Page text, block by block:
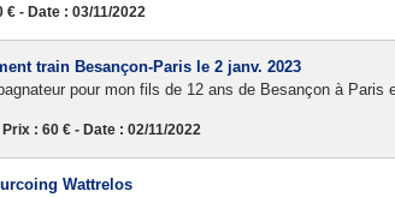
€ - Date : 03/11/2022
train Besançon-Paris le 2 janv. 2023
pour mon fils de 12 ans de Besançon à Paris
: 60 € - Date : 02/11/2022
Wattrelos